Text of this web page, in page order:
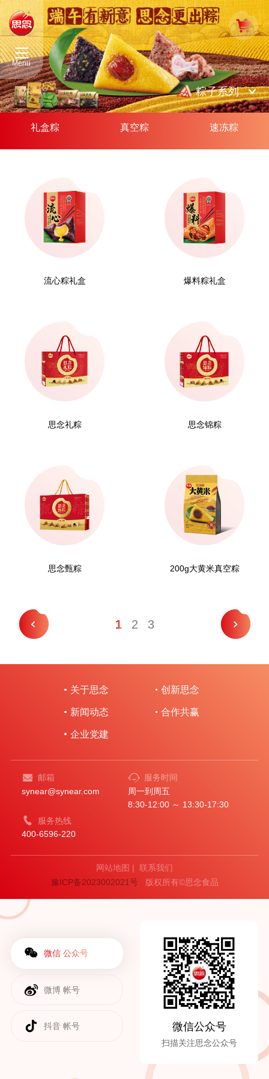
Menu
粽子系列
礼盒粽 真空粽 速冻粽
流心粽礼盒 爆料粽礼盒
思念礼粽 思念锦粽
思念甄粽 200g大黄米真空粽
1 2 3
关于思念 创新思念
新闻动态 合作共赢
企业党建
邮箱
synear@synear.com
服务时间
周一到周五
8:30-12:00 ～ 13:30-17:30
服务热线
400-6596-220
网站地图 | 联系我们
豫ICP备2023002021号版权所有©思念食品
微信 公众号
微博 帐号
抖音 帐号 微信公众号
扫描关注思念公众号